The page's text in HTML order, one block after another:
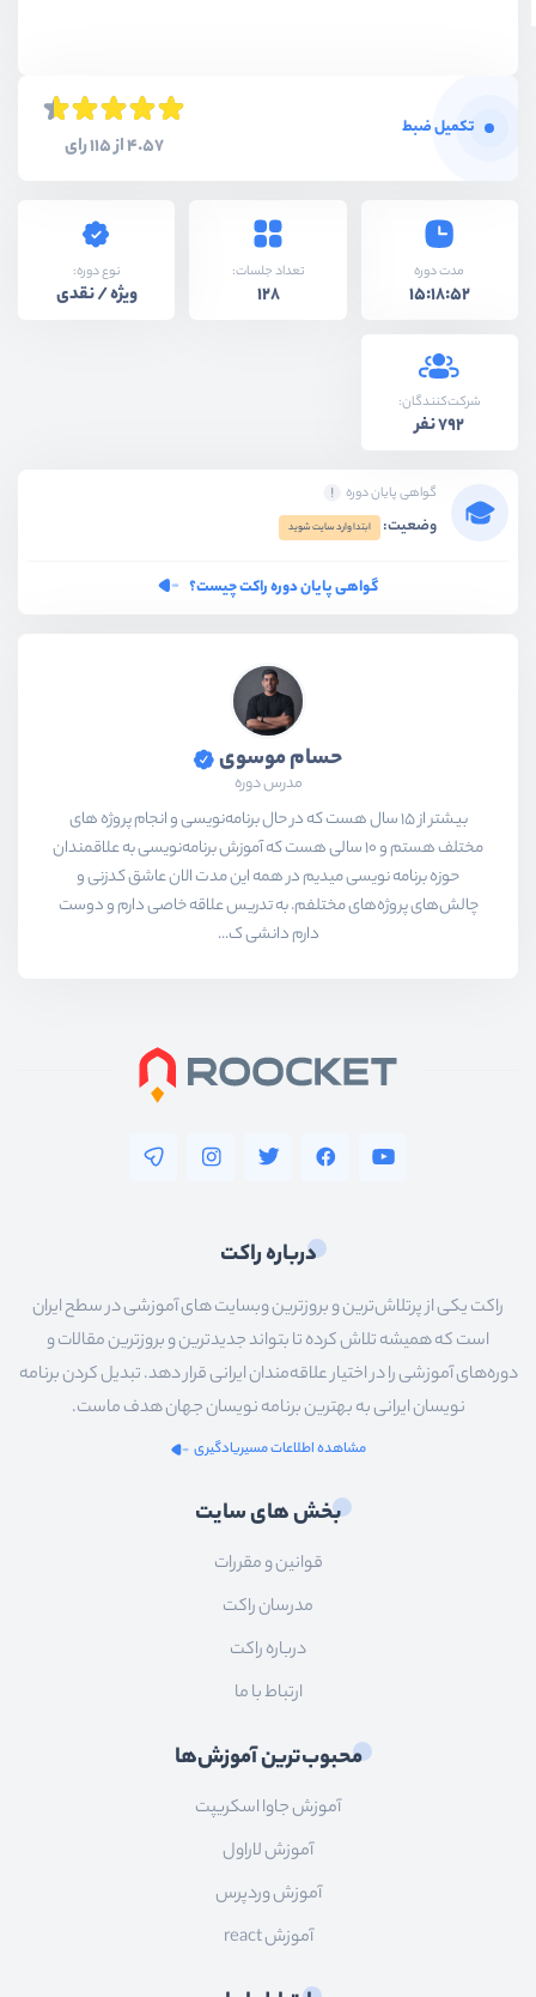
تکمیل ضبط
4.57 از 115 رای
مدت دوره
15:18:52
تعداد جلسات:
128
نوع دوره:
ویژه / نقدی
شرکت‌کنندگان:
792 نفر
گواهی پایان دوره
وضعیت: ابتدا وارد سایت شوید
گواهی پایان دوره راکت چیست؟
حسام موسوی
مدرس دوره
بیشتر از ۱۵ سال هست که در حال برنامه‌نویسی و انجام پروژه های
مختلف هستم و ۱۰ سالی هست که آموزش برنامه‌نویسی به علاقمندان
حوزه برنامه نویسی میدیم در همه این مدت الان عاشق کدزنی و
چالش‌های پروژه‌های مختلفم. به تدریس علاقه خاصی دارم و دوست
دارم دانشی ک...
درباره راکت
راکت یکی از پرتلاش‌ترین و بروزترین وبسایت های آموزشی در سطح ایران
است که همیشه تلاش کرده تا بتواند جدیدترین و بروزترین مقالات و
دوره‌های آموزشی را در اختیار علاقه‌مندان ایرانی قرار دهد. تبدیل کردن برنامه
نویسان ایرانی به بهترین برنامه نویسان جهان هدف ماست.
مشاهده اطلاعات مسیریادگیری
بخش های سایت
قوانین و مقررات
مدرسان راکت
درباره راکت
ارتباط با ما
محبوب‌ترین آموزش‌ها
آموزش جاوا اسکریپت
آموزش لاراول
آموزش وردپرس
آموزش react